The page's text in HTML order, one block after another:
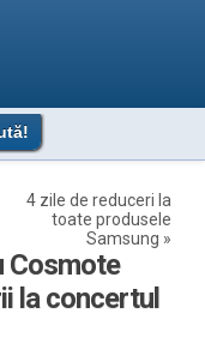
4 zile de reduceri la
toate produsele
Samsung »
Cosmote
la concertul